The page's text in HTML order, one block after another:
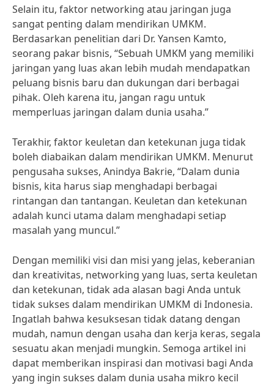
Selain itu, faktor networking atau jaringan juga
sangat penting dalam mendirikan UMKM.
Berdasarkan penelitian dari Dr. Yansen Kamto,
seorang pakar bisnis, “Sebuah UMKM yang memiliki
jaringan yang luas akan lebih mudah mendapatkan
peluang bisnis baru dan dukungan dari berbagai
pihak. Oleh karena itu, jangan ragu untuk
memperluas jaringan dalam dunia usaha.”
Terakhir, faktor keuletan dan ketekunan juga tidak
boleh diabaikan dalam mendirikan UMKM. Menurut
pengusaha sukses, Anindya Bakrie, “Dalam dunia
bisnis, kita harus siap menghadapi berbagai
rintangan dan tantangan. Keuletan dan ketekunan
adalah kunci utama dalam menghadapi setiap
masalah yang muncul.”
Dengan memiliki visi dan misi yang jelas, keberanian
dan kreativitas, networking yang luas, serta keuletan
dan ketekunan, tidak ada alasan bagi Anda untuk
tidak sukses dalam mendirikan UMKM di Indonesia.
Ingatlah bahwa kesuksesan tidak datang dengan
mudah, namun dengan usaha dan kerja keras, segala
sesuatu akan menjadi mungkin. Semoga artikel ini
dapat memberikan inspirasi dan motivasi bagi Anda
yang ingin sukses dalam dunia usaha mikro kecil